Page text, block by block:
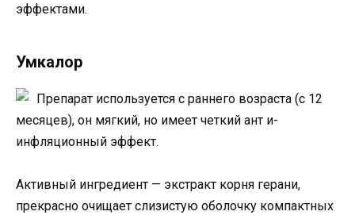
эффектами.
Умкалор
Препарат используется с раннего возраста (с 12
месяцев), он мягкий, но имеет четкий ант и-
инфляционный эффект.
Активный ингредиент — экстракт корня герани,
прекрасно очищает слизистую оболочку компактных